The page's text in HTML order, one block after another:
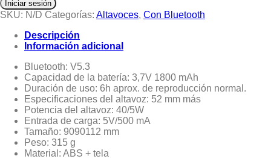
Iniciar sesión
SKU: N/D Categorías: Altavoces, Con Bluetooth
Descripción
Información adicional
Bluetooth: V5.3
Capacidad de la batería: 3,7V 1800 mAh
Duración de uso: 6h aprox. de reproducción normal.
Especificaciones del altavoz: 52 mm más
Potencia del altavoz: 40/5W
Entrada de carga: 5V/500 mA
Tamaño: 9090112 mm
Peso: 315 g
Material: ABS + tela